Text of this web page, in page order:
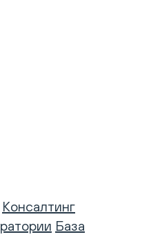
Консалтинг
База